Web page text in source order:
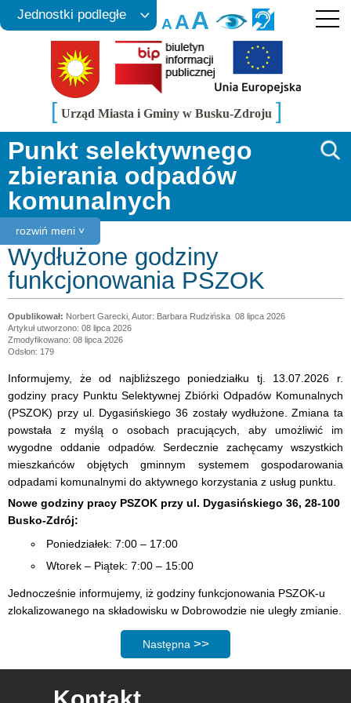
AAA
Jednostki podległe
[ Urząd Miasta i Gminy w Busku-Zdroju ]
rozwiń meni ˅
Punkt selektywnego
zbierania odpadów
komunalnych
Wydłużone godziny
funkcjonowania PSZOK
Norbert Garecki, Autor: Barbara Rudzińska 08 lipca 2026
Artykuł utworzono: 08 lipca 2026
Zmodyfikowano: 08 lipca 2026
Odsłon: 179
Informujemy, że od najbliższego poniedziałku tj. 13.07.2026 r.
godziny pracy Punktu Selektywnej Zbiórki Odpadów Komunalnych
(PSZOK) przy ul. Dygasińskiego 36 zostały wydłużone. Zmiana ta
powstała z myślą o osobach pracujących, aby umożliwić im
wygodne oddanie odpadów. Serdecznie zachęcamy wszystkich
mieszkańców objętych gminnym systemem gospodarowania
odpadami komunalnymi do aktywnego korzystania z usług punktu.
Nowe godziny pracy PSZOK przy ul. Dygasińskiego 36, 28-100
Busko-Zdrój:
Poniedziałek: 7:00 – 17:00
Wtorek – Piątek: 7:00 – 15:00
Jednocześnie informujemy, iż godziny funkcjonowania PSZOK-u
zlokalizowanego na składowisku w Dobrowodzie nie uległy zmianie.
Następna strona: Punkt selektywnego
Następna